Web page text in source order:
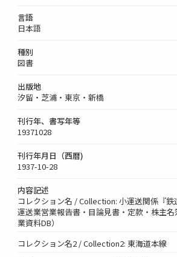
言語
日本語
種別
図書
出版地
汐留・芝浦・東京・新橋
刊行年、書写年等
19371028
刊行年月日（西暦)
1937-10-28
内容記述
コレクション名 / Collection: 小運送関係『
運送業営業報告書・目論見書・定款・株主
業資料DB）
コレクション名2 / Collection2: 東海道本線